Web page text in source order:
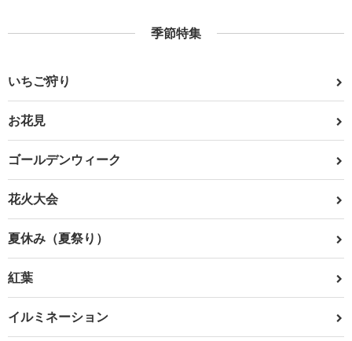
季節特集
いちご狩り
お花見
ゴールデンウィーク
花火大会
夏休み（夏祭り）
紅葉
イルミネーション